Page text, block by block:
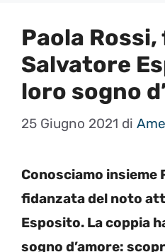
Paola
Salvatore
loro sogno
25 Giugno 2021 di
Conosciamo insieme
fidanzata del noto
Esposito. La coppia
sogno d’amore: